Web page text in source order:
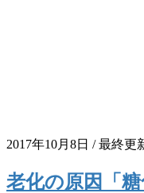
2017年10月8日 / 最終更
老化の原因「